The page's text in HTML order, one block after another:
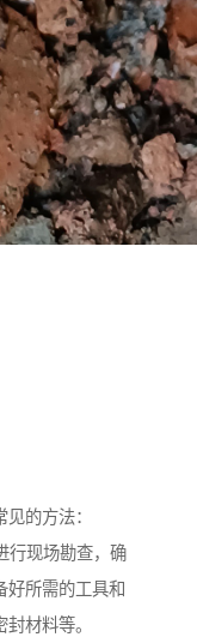
的方法：
行现场勘查，确
好所需的工具和
材料等。